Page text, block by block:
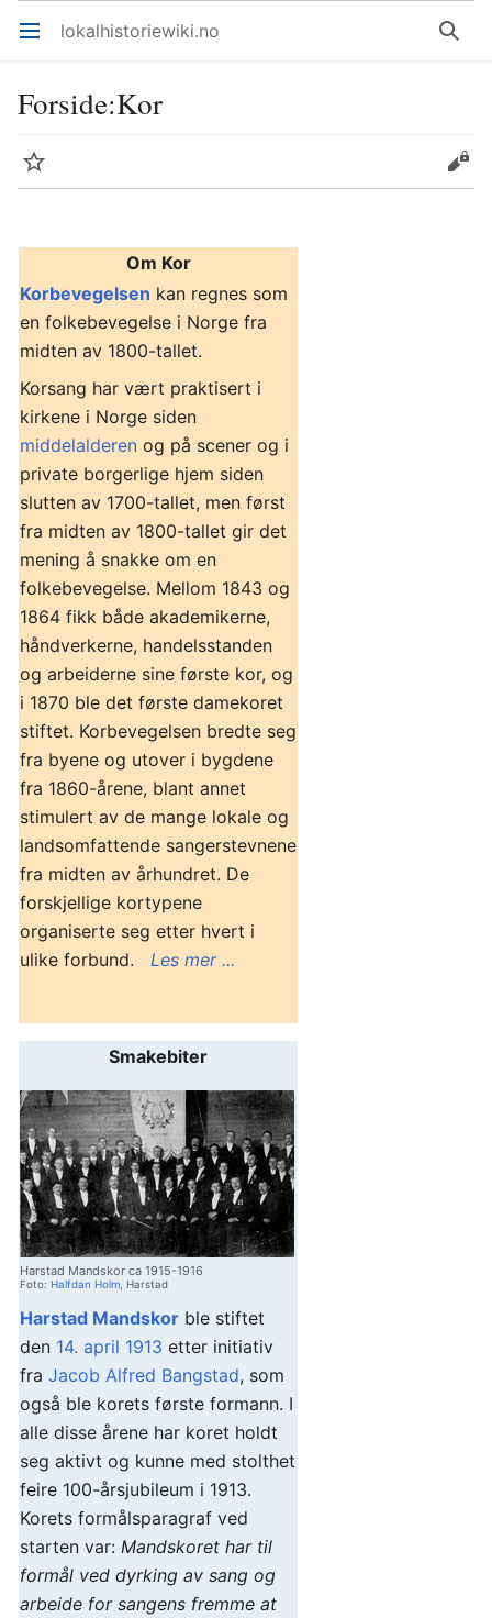
Åpne hovedmenyen lokalhistoriewiki.no Søk
Forside:Kor
Overvåk Rediger
Om Kor
Korbevegelsen kan regnes som
en folkebevegelse i Norge fra
midten av 1800-tallet.
Korsang har vært praktisert i
kirkene i Norge siden
middelalderen og på scener og i
private borgerlige hjem siden
slutten av 1700-tallet, men først
fra midten av 1800-tallet gir det
mening å snakke om en
folkebevegelse. Mellom 1843 og
1864 fikk både akademikerne,
håndverkerne, handelsstanden
og arbeiderne sine første kor, og
i 1870 ble det første damekoret
stiftet. Korbevegelsen bredte seg
fra byene og utover i bygdene
fra 1860-årene, blant annet
stimulert av de mange lokale og
landsomfattende sangerstevnene
fra midten av århundret. De
forskjellige kortypene
organiserte seg etter hvert i
ulike forbund. Les mer ...
Smakebiter
Harstad Mandskor ca 1915-1916
Foto: Halfdan Holm , Harstad
Harstad Mandskor ble stiftet
den 14. april 1913 etter initiativ
fra Jacob Alfred Bangstad, som
også ble korets første formann. I
alle disse årene har koret holdt
seg aktivt og kunne med stolthet
feire 100-årsjubileum i 1913.
Korets formålsparagraf ved
starten var: Mandskoret har til
formål ved dyrking av sang og
arbeide for sangens fremme at